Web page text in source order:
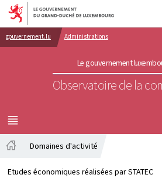
Aller au menu
Aller au contenu
gouvernement.lu Administrations
Le gouvernement
Observatoire de la
MENU
PRINCIPAL
Domaines d'activité
Etudes économiques réalisées par STATEC